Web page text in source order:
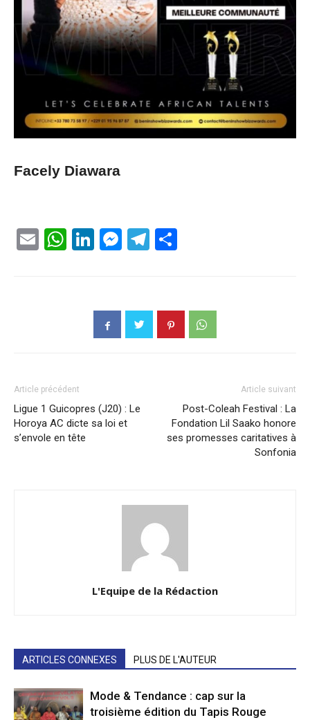
Facely Diawara
EmailWhatsApp
LinkedIn
Messenger
Telegram
Article précédent
Ligue 1 Guicopres (J20) : Le
Horoya AC dicte sa loi et
s’envole en tête
Article suivant
Post-Coleah Festival : La
Fondation Lil Saako honore
ses promesses caritatives à
Sonfonia
L'Equipe de la Rédaction
ARTICLES CONNEXES PLUS DE L'AUTEUR
Mode & Tendance : cap sur la
troisième édition du Tapis Rouge